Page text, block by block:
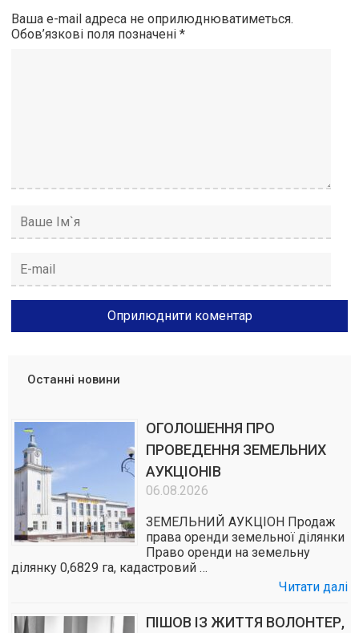
Ваша e-mail адреса не оприлюднюватиметься.
Обов’язкові поля позначені*
Останні новини
ОГОЛОШЕННЯ ПРО
ПРОВЕДЕННЯ ЗЕМЕЛЬНИХ
АУКЦІОНІВ
06.08.2026
ЗЕМЕЛЬНИЙ АУКЦІОН Продаж
права оренди земельної ділянки
Право оренди на земельну
ділянку 0,6829 га, кадастровий …
Читати далі
ПІШОВ ІЗ ЖИТТЯ ВОЛОНТЕР,